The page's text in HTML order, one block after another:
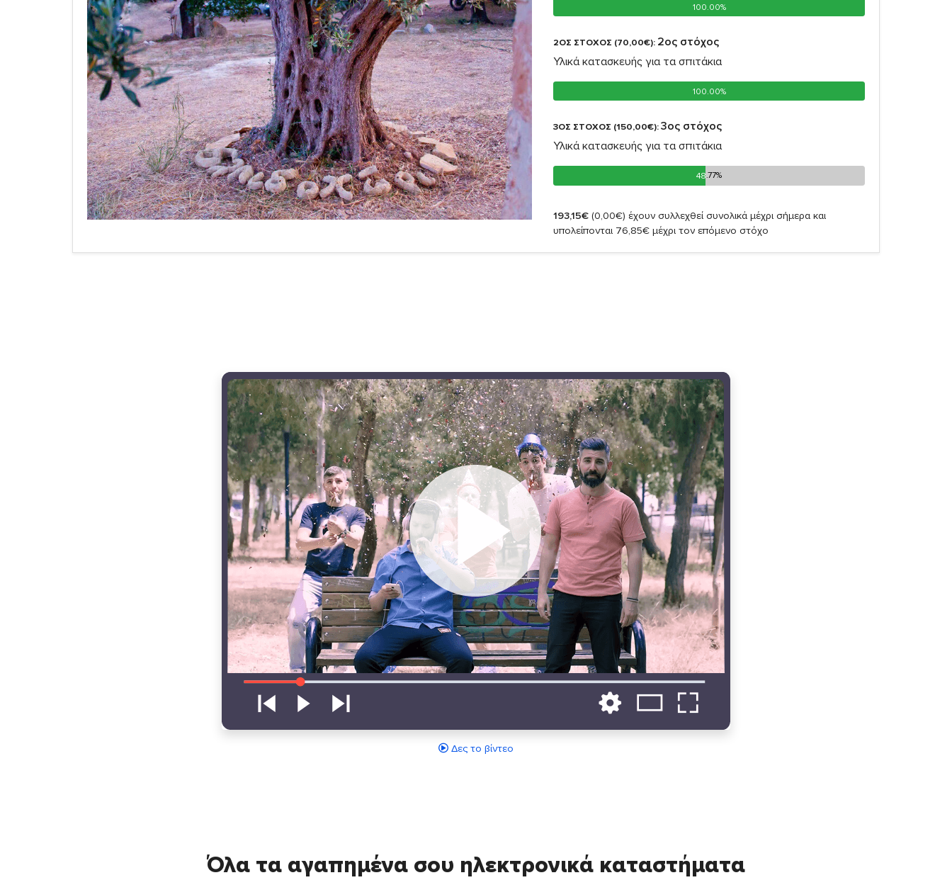
100.00%
100.00%
2ΟΣ ΣΤΟΧΟΣ (70,00€): 2oς στόχος
Υλικά κατασκευής για τα σπιτάκια
100.00%
100.00%
3ΟΣ ΣΤΟΧΟΣ (150,00€):3oς στόχος
Υλικά κατασκευής για τα σπιτάκια
48.77%
48.77%
193,15€ (0,00€) έχουν συλλεχθεί συνολικά μέχρι σήμερα και
υπολείπονται 76,85€ μέχρι τον επόμενο στόχο
Δες το βίντεο
Όλα τα αγαπημένα σου ηλεκτρονικά καταστήματα